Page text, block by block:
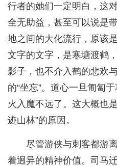
行者的她们一定明白，这
全无助益，甚至可以说是
地之间的大化流行，原该
文字的文字，是寒塘渡鹤
影子，也不介入鹤的悲欢
的“坐忘”。道心一旦匍匐
火入魔不远了。这大概也
迹山林”的原因。
尽管游侠与刺客都游
着迥异的精神价值。司马